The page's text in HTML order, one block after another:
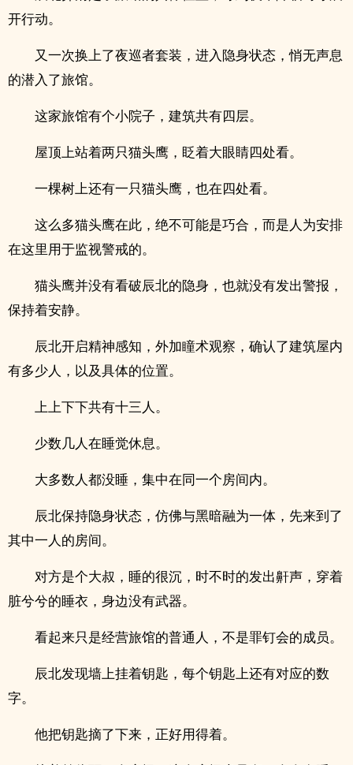
开行动。
又一次换上了夜巡者套装，进入隐身状态，悄无声息
的潜入了旅馆。
这家旅馆有个小院子，建筑共有四层。
屋顶上站着两只猫头鹰，眨着大眼睛四处看。
一棵树上还有一只猫头鹰，也在四处看。
这么多猫头鹰在此，绝不可能是巧合，而是人为安排
在这里用于监视警戒的。
猫头鹰并没有看破辰北的隐身，也就没有发出警报，
保持着安静。
辰北开启精神感知，外加瞳术观察，确认了建筑屋内
有多少人，以及具体的位置。
上上下下共有十三人。
少数几人在睡觉休息。
大多数人都没睡，集中在同一个房间内。
辰北保持隐身状态，仿佛与黑暗融为一体，先来到了
其中一人的房间。
对方是个大叔，睡的很沉，时不时的发出鼾声，穿着
脏兮兮的睡衣，身边没有武器。
看起来只是经营旅馆的普通人，不是罪钉会的成员。
辰北发现墙上挂着钥匙，每个钥匙上还有对应的数
字。
他把钥匙摘了下来，正好用得着。